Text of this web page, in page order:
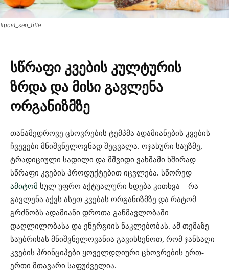
#post_seo_title
სწრაფი კვების კულტურის
ზრდა და მისი გავლენა
ორგანიზმზე
თანამედროვე ცხოვრების ტემპმა ადამიანების კვების
ჩვევები მნიშვნელოვნად შეცვალა. ოჯახური საუზმე,
ტრადიციული სადილი და მშვიდი ვახშამი ხშირად
სწრაფი კვების პროდუქტებით იცვლება. სწორედ
ამიტომ სულ უფრო აქტუალური ხდება კითხვა – რა
გავლენა აქვს ასეთ კვებას ორგანიზმზე და რატომ
გრძნობს ადამიანი დროთა განმავლობაში
დაღლილობასა და ენერგიის ნაკლებობას. ამ თემაზე
საუბრისას მნიშვნელოვანია გავიხსენოთ, რომ ჯანსაღი
კვების პრინციპები ყოველდღიური ცხოვრების ერთ-
ერთი მთავარი საფუძველია.